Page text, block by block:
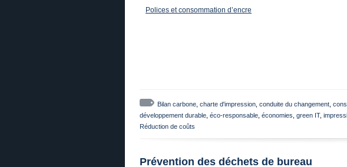
Polices et consommation d’encre
Bilan carbone charte d'impression conduite du changement
développement durable éco-responsable économies green IT,
Réduction de coûts
Prévention des déchets de bureau